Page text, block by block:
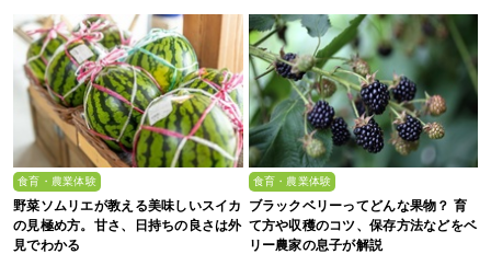
ひと口おかず〜
食育・農業体験
野菜ソムリエが教える美味しいスイカ
の見極め方。甘さ、日持ちの良さは外
見でわかる
食育・農業体験
ブラックベリーってどんな果物？ 育
て方や収穫のコツ、保存方法などをベ
リー農家の息子が解説